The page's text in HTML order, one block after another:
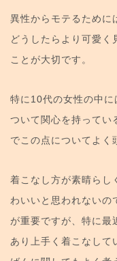
異性からモテるために
どうしたらより可愛く
ことが大切です。
特に10代の女性の中
ついて関心を持ってい
でこの点についてよく
着こなし方が素晴らし
わいいと思われないの
が重要ですが、特に最
あり上手く着こなして